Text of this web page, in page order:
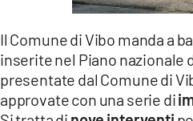
ILREGGINO.IT
COSENZACHANNEL.IT
Il Comune di Vibo manda a
inserite nel Piano nazionale
presentate dal Comune di
approvate con una serie di